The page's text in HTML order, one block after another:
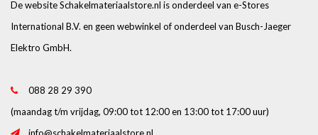
De website Schakelmateriaalstore.nl is onderdeel van e-Stores
International B.V. en geen webwinkel of onderdeel van Busch-Jaeger
Elektro GmbH.
088 28 29 390
(maandag t/m vrijdag, 09:00 tot 12:00 en 13:00 tot 17:00 uur)